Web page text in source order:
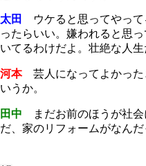
太田
ウケると思ってやって
ったらいい。嫌われると思
いてるわけだよ。壮絶な人生
河本芸人になってよかった
いうか。
田中 まだお前のほうが社会
だ、家のリフォームがなんだ